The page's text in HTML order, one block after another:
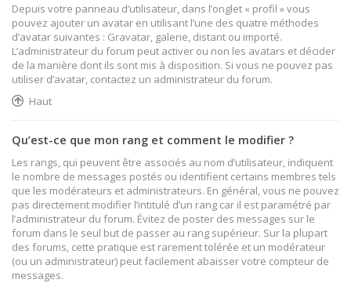
Depuis votre panneau d’utilisateur, dans l’onglet « profil » vous
pouvez ajouter un avatar en utilisant l’une des quatre méthodes
d’avatar suivantes : Gravatar, galerie, distant ou importé.
L’administrateur du forum peut activer ou non les avatars et décider
de la manière dont ils sont mis à disposition. Si vous ne pouvez pas
utiliser d’avatar, contactez un administrateur du forum.
Haut
Qu’est-ce que mon rang et comment le modifier ?
Les rangs, qui peuvent être associés au nom d’utilisateur, indiquent
le nombre de messages postés ou identifient certains membres tels
que les modérateurs et administrateurs. En général, vous ne pouvez
pas directement modifier l’intitulé d’un rang car il est paramétré par
l’administrateur du forum. Évitez de poster des messages sur le
forum dans le seul but de passer au rang supérieur. Sur la plupart
des forums, cette pratique est rarement tolérée et un modérateur
(ou un administrateur) peut facilement abaisser votre compteur de
messages.